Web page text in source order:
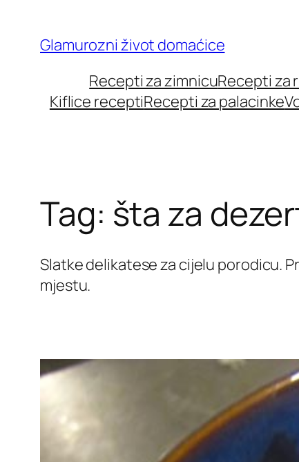
content
Glamurozni život domaćice
Recepti za zimnicuRecepti za
Kiflice receptiRecepti za palacinke
Tag: šta za
Slatke delikatese za cijelu porodicu.
mjestu.